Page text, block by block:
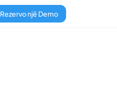
Rezervo një Demo